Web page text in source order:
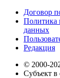
Договор
Политика
данных
Редакция
© 2000-
Субъект в